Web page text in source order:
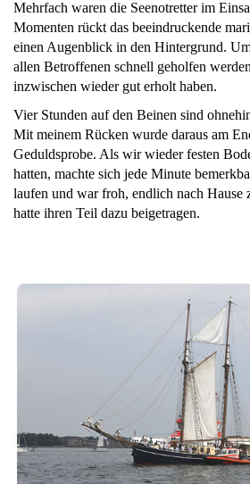
Mehrfach waren die Seenotretter im
Momenten rückt das beeindruckende
einen Augenblick in den Hintergrund.
allen Betroffenen schnell geholfen
inzwischen wieder gut erholt haben.
Vier Stunden auf den Beinen sind
Mit meinem Rücken wurde daraus am
Geduldsprobe. Als wir wieder festen
hatten, machte sich jede Minute
laufen und war froh, endlich nach Hause
hatte ihren Teil dazu beigetragen.